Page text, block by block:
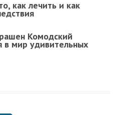
как лечить и как
Комодский
в мир удивительных